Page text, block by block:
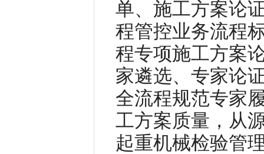
单、施工方案论
程管控业务流程
程专项施工方案
家遴选、专家论
全流程规范专家
工方案质量，从
起重机械检验管